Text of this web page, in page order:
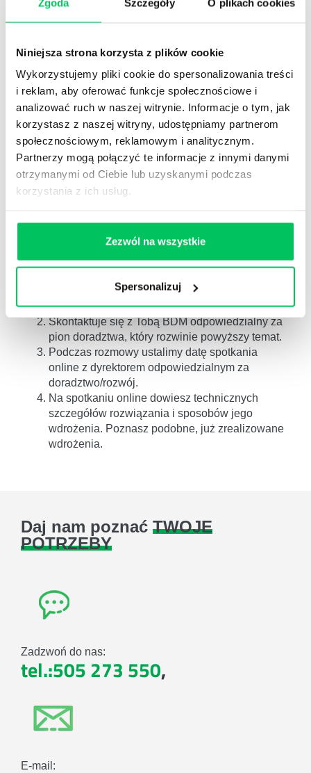
Zgoda Szczegóły O plikach cookies
Niniejsza strona korzysta z plików cookie
Wykorzystujemy pliki cookie do spersonalizowania treści
i reklam, aby oferować funkcje społecznościowe i
analizować ruch w naszej witrynie. Informacje o tym, jak
korzystasz z naszej witryny, udostępniamy partnerom
społecznościowym, reklamowym i analitycznym.
Partnerzy mogą połączyć te informacje z innymi danymi
otrzymanymi od Ciebie lub uzyskanymi podczas
korzystania z ich usług.
Zezwól na wszystkie
Spersonalizuj
menedżerów działów HR, odpowiedzialnych za
kształtowanie i wdrażanie kompleksowych rozwiązań
w zakresie zarządzania efektywnością pracowników.
Oczekiwane korzyści dla firm:
Systematyczna weryfikacja potencjału
kompetencyjnego pracowników.
Precyzyjna ocena poziomu realizacji
indywidualnych i zespołowych celów.
personalnej (w tym: premie, działania rozwojowe,
ścieżki kariery, employee experience).
Kolejne kroki:
Zadzwoń lub wypełnij formularz.
Skontaktuje się z Tobą BDM odpowiedzialny za
pion doradztwa, który rozwinie powyższy temat.
Podczas rozmowy ustalimy datę spotkania
online z dyrektorem odpowiedzialnym za
doradztwo/rozwój.
Na spotkaniu online dowiesz technicznych
szczegółów rozwiązania i sposobów jego
wdrożenia. Poznasz podobne, już zrealizowane
wdrożenia.
Daj nam poznać TWOJE
POTRZEBY
Zadzwoń do nas:
tel.:505 273 550,
E-mail: